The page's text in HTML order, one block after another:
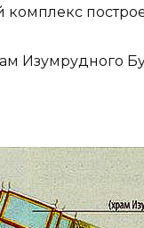
Изумрудного